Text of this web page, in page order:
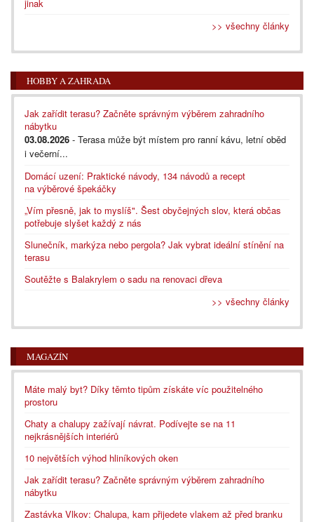
jinak
>> všechny články
HOBBY A ZAHRADA
Jak zařídit terasu? Začněte správným výběrem zahradního
nábytku
03.08.2026 - Terasa může být místem pro ranní kávu, letní oběd
i večerní...
Domácí uzení: Praktické návody, 134 návodů a recept
na výběrové špekáčky
„Vím přesně, jak to myslíš". Šest obyčejných slov, která občas
potřebuje slyšet každý z nás
Slunečník, markýza nebo pergola? Jak vybrat ideální stínění na
terasu
Soutěžte s Balakrylem o sadu na renovaci dřeva
>> všechny články
MAGAZÍN
Máte malý byt? Díky těmto tipům získáte víc použitelného
prostoru
Chaty a chalupy zažívají návrat. Podívejte se na 11
nejkrásnějších interiérů
10 největších výhod hliníkových oken
Jak zařídit terasu? Začněte správným výběrem zahradního
nábytku
Zastávka Vlkov: Chalupa, kam přijedete vlakem až před branku